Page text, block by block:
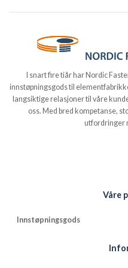
I snart fire tiår har Nordic
innstøpningsgods til
langsiktige relasjoner til våre
oss. Med bred kompetanse,
utfordringer
Våre
Innstøpningsgods